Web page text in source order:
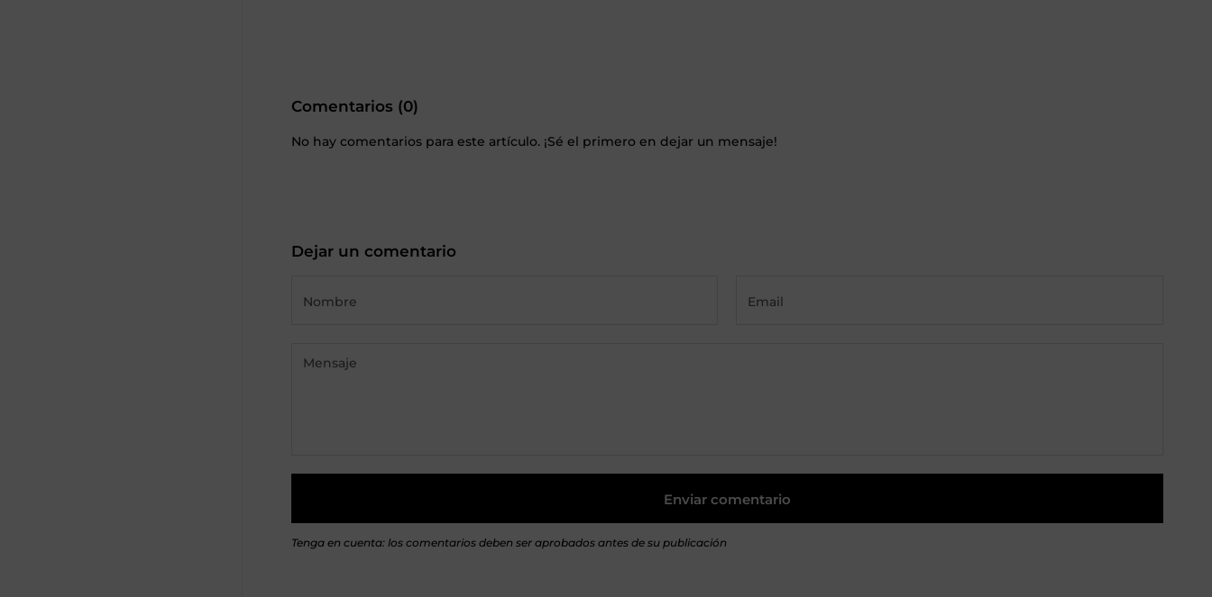
Comentarios (0)
No hay comentarios para este artículo. ¡Sé el primero en dejar un mensaje!
Dejar un comentario
Tenga en cuenta: los comentarios deben ser aprobados antes de su publicación